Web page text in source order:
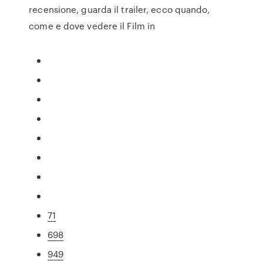
recensione, guarda il trailer, ecco quando,
come e dove vedere il Film in
71
698
949